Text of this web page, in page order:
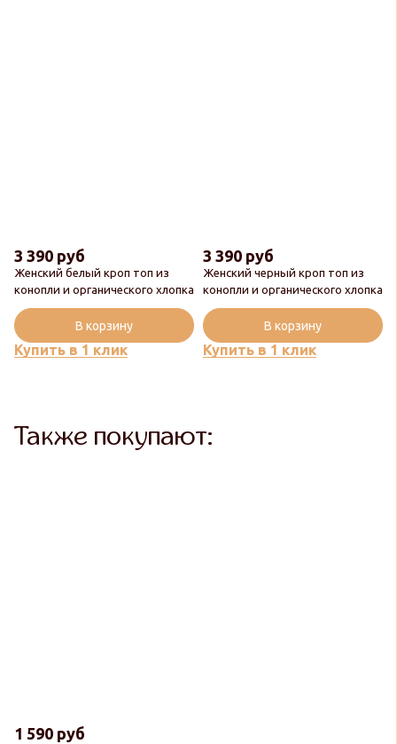
Женский белый кроп топ из
конопли и органического хлопка
3 390 руб
Купить в 1 клик
В корзину
Женский черный кроп топ из
конопли и органического хлопка
3 390 руб
Купить в 1 клик
В корзину
Также покупают:
1 590 руб